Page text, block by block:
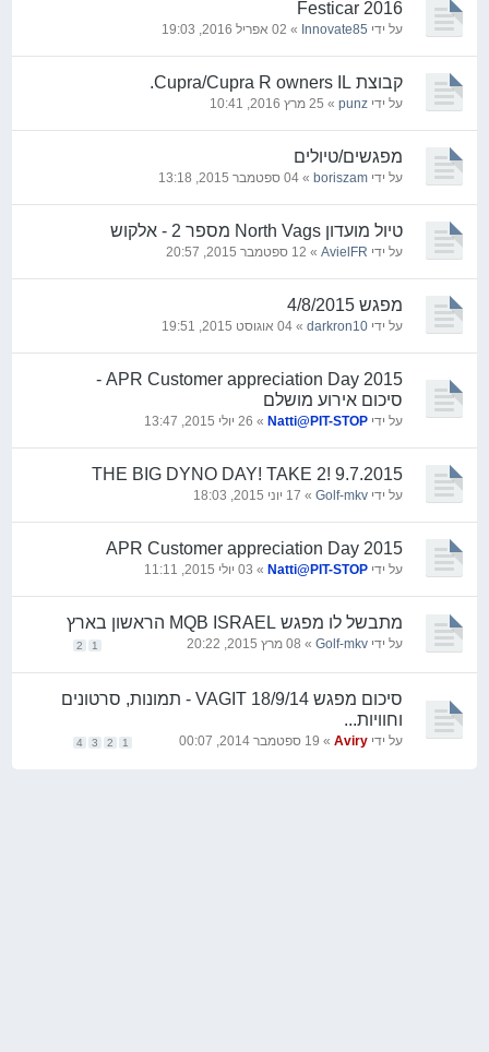
Festicar 2016
על ידי Innovate85 » 02 אפריל 2016, 19:03
קבוצת Cupra/Cupra R owners IL.
על ידיpunz » 25 מרץ 2016, 10:41
מפגשים/טיולים
על ידיboriszam » 04 ספטמבר 2015, 13:18
טיול מועדון North Vags מספר 2 - אלקוש
על ידי AvielFR » 12 ספטמבר 2015, 20:57
מפגש 4/8/2015
על ידיdarkron10 » 04 אוגוסט 2015, 19:51
2015 APR Customer appreciation Day -
סיכום אירוע מושלם
על ידיNatti@PIT-STOP » 26 יולי 2015, 13:47
THE BIG DYNO DAY! TAKE 2! 9.7.2015
על ידיGolf-mkv » 17 יוני 2015, 18:03
2015 APR Customer appreciation Day
על ידיNatti@PIT-STOP » 03 יולי 2015, 11:11
מתבשל לו מפגש MQB ISRAEL הראשון בארץ
1
2 על ידיGolf-mkv » 08 מרץ 2015, 20:22
סיכום מפגש VAGIT 18/9/14 - תמונות, סרטונים
וחוויות...
1
2
3
4 על ידיAviry » 19 ספטמבר 2014, 00:07